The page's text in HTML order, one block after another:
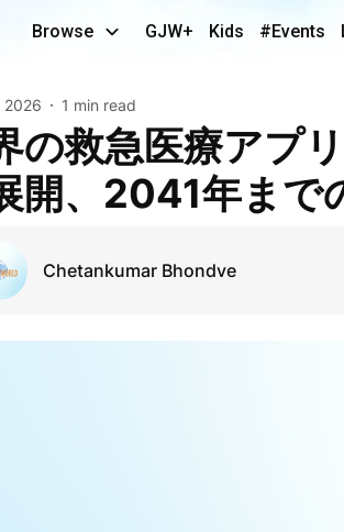
Browse GJW+ Kids #Events
2026 1 min read
開、2041年まで
Chetankumar Bhondve